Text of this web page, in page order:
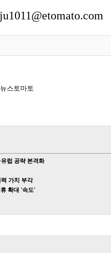
스토마토
럽 공략 본격화
가치 부각
확대 '속도'